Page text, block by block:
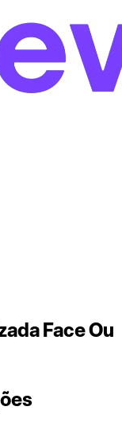
Face Ou